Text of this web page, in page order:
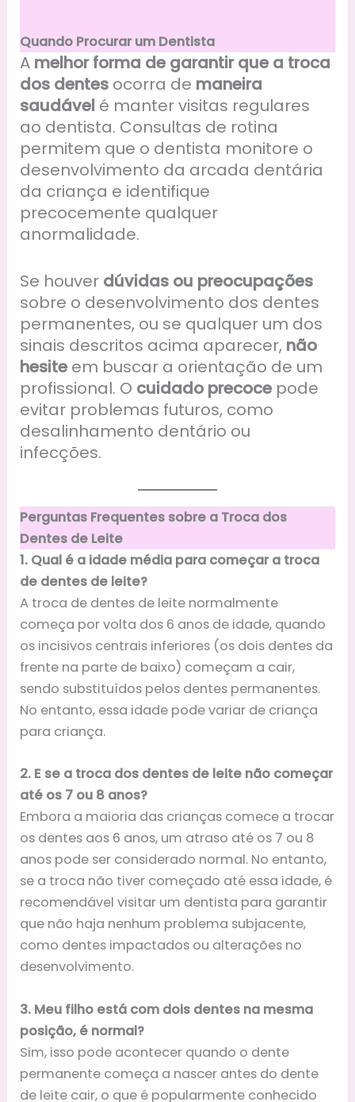
Quando Procurar um Dentista
A melhor forma de garantir que a troca
dos dentes ocorra de maneira
saudável é manter visitas regulares
ao dentista. Consultas de rotina
permitem que o dentista monitore o
desenvolvimento da arcada dentária
da criança e identifique
precocemente qualquer
anormalidade.
Se houver dúvidas ou preocupações
sobre o desenvolvimento dos dentes
permanentes, ou se qualquer um dos
sinais descritos acima aparecer, não
hesite em buscar a orientação de um
profissional. O cuidado precoce pode
evitar problemas futuros, como
desalinhamento dentário ou
infecções.
Perguntas Frequentes sobre a Troca dos
Dentes de Leite
1. Qual é a idade média para começar a troca
de dentes de leite?
A troca de dentes de leite normalmente
começa por volta dos 6 anos de idade, quando
os incisivos centrais inferiores (os dois dentes da
frente na parte de baixo) começam a cair,
sendo substituídos pelos dentes permanentes.
No entanto, essa idade pode variar de criança
para criança.
2. E se a troca dos dentes de leite não começar
até os 7 ou 8 anos?
Embora a maioria das crianças comece a trocar
os dentes aos 6 anos, um atraso até os 7 ou 8
anos pode ser considerado normal. No entanto,
se a troca não tiver começado até essa idade, é
recomendável visitar um dentista para garantir
que não haja nenhum problema subjacente,
como dentes impactados ou alterações no
desenvolvimento.
3. Meu filho está com dois dentes na mesma
posição, é normal?
Sim, isso pode acontecer quando o dente
permanente começa a nascer antes do dente
de leite cair, o que é popularmente conhecido